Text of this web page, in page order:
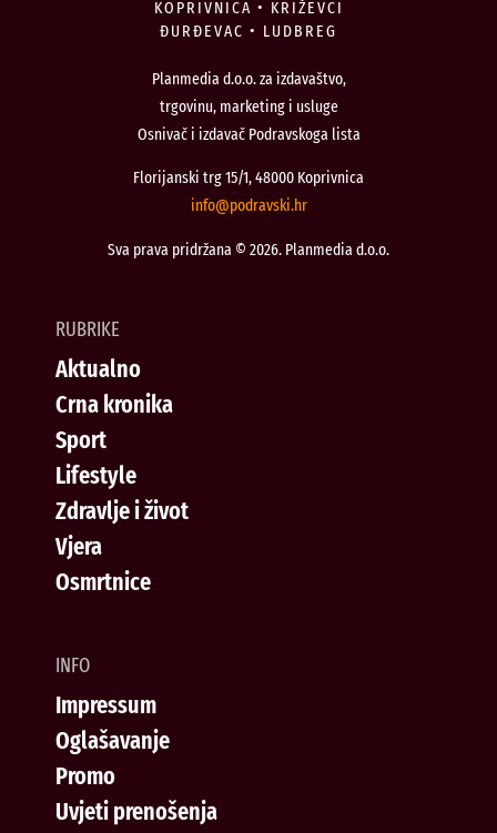
KOPRIVNICA • KRIŽEVCI
ĐURĐEVAC • LUDBREG
Planmedia d.o.o. za izdavaštvo,
trgovinu, marketing i usluge
Osnivač i izdavač Podravskoga lista
Florijanski trg 15/1, 48000 Koprivnica
rh.iksvardop
@ofni
Sva prava pridržana © 2026. Planmedia d.o.o.
RUBRIKE
Aktualno
Crna kronika
Sport
Lifestyle
Zdravlje i život
Vjera
Osmrtnice
INFO
Impressum
Oglašavanje
Promo
Uvjeti prenošenja